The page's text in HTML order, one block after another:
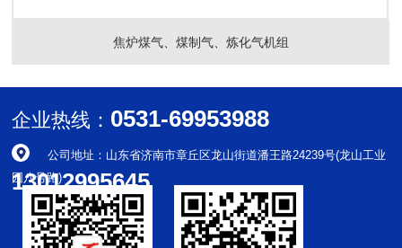
焦炉煤气、煤制气、炼化气机组
企业热线： 0531-69953988
13012995645
公司地址：山东省济南市章丘区龙山街道潘王路24239号(龙山工业
园八号路)